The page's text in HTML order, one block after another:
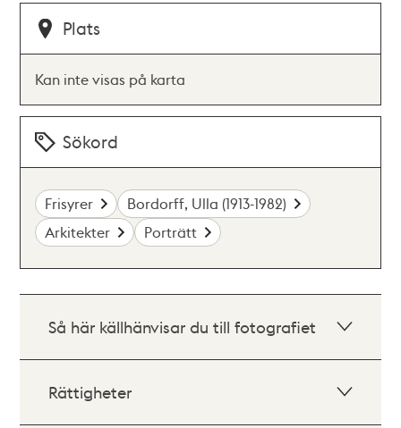
Plats
Kan inte visas på karta
Sökord
Frisyrer
Bordorff, Ulla (1913-1982)
Arkitekter
Porträtt
Så här källhänvisar du till fotografiet
Rättigheter